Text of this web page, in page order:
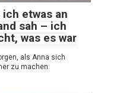
etwas an
sah – ich
was es war
als Anna sich
zu machen.